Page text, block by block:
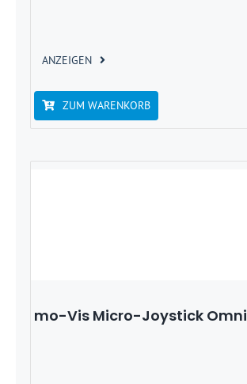
ANZEIGEN
ZUM WARENKORB
mo-Vis Micro-Joystick Omni